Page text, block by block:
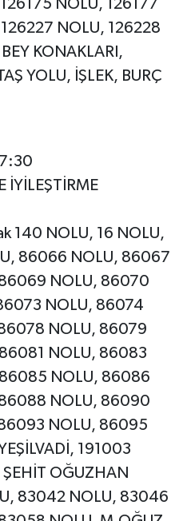
NOLU, 126177
NOLU, 126228
KONAKLARI,
YOLU, İŞLEK, BURÇ
İYİLEŞTİRME
140 NOLU, 16 NOLU,
86066 NOLU, 86067
NOLU, 86070
NOLU, 86074
NOLU, 86079
NOLU, 86083
NOLU, 86086
NOLU, 86090
NOLU, 86095
191003
OĞUZHAN
83042 NOLU, 83046